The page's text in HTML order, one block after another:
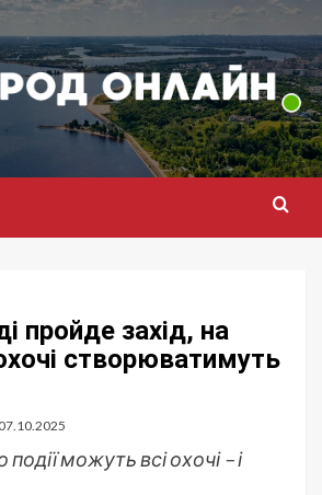
пройде захід, на
створюватимуть
07.10.2025
можуть всі охочі – і